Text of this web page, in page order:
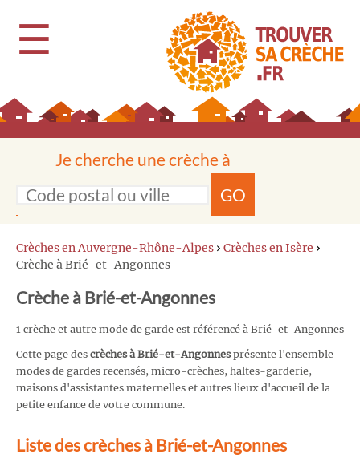
☰
Je cherche une crèche à
GO
Crèches en Auvergne-Rhône-Alpes › Crèches en Isère ›
Crèche à Brié-et-Angonnes
Crèche à Brié-et-Angonnes
1 crèche et autre mode de garde est référencé à Brié-et-Angonnes
Cette page des crèches à Brié-et-Angonnesprésente l'ensemble
modes de gardes recensés, micro-crèches, haltes-garderie,
maisons d'assistantes maternelles et autres lieux d'accueil de la
petite enfance de votre commune.
Liste des crèches à Brié-et-Angonnes